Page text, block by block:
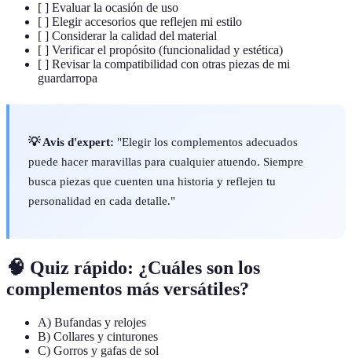
[ ] Evaluar la ocasión de uso
[ ] Elegir accesorios que reflejen mi estilo
[ ] Considerar la calidad del material
[ ] Verificar el propósito (funcionalidad y estética)
[ ] Revisar la compatibilidad con otras piezas de mi
guardarropa
💡 Avis d'expert: "Elegir los complementos adecuados
puede hacer maravillas para cualquier atuendo. Siempre
busca piezas que cuenten una historia y reflejen tu
personalidad en cada detalle."
🧠 Quiz rápido: ¿Cuáles son los
complementos más versátiles?
A) Bufandas y relojes
B) Collares y cinturones
C) Gorros y gafas de sol